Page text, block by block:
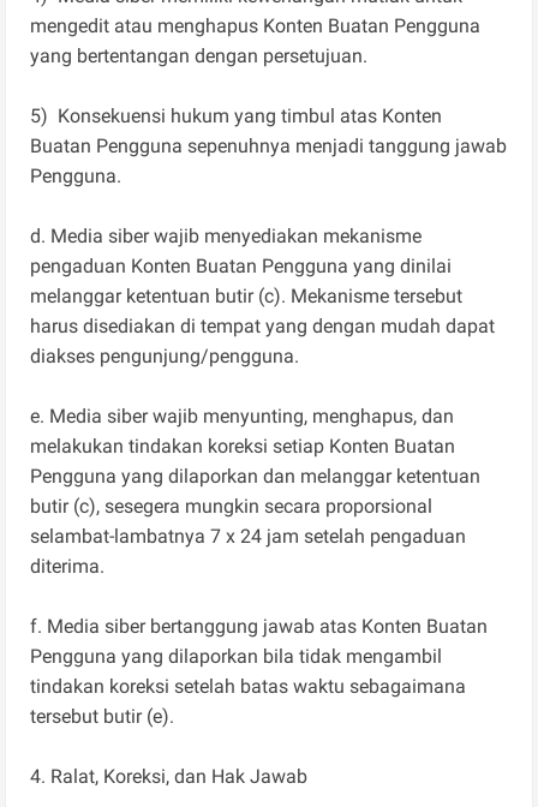
mengedit atau menghapus Konten Buatan Pengguna
yang bertentangan dengan persetujuan.
5) Konsekuensi hukum yang timbul atas Konten
Buatan Pengguna sepenuhnya menjadi tanggung jawab
Pengguna.
d. Media siber wajib menyediakan mekanisme
pengaduan Konten Buatan Pengguna yang dinilai
melanggar ketentuan butir (c). Mekanisme tersebut
harus disediakan di tempat yang dengan mudah dapat
diakses pengunjung/pengguna.
e. Media siber wajib menyunting, menghapus, dan
melakukan tindakan koreksi setiap Konten Buatan
Pengguna yang dilaporkan dan melanggar ketentuan
butir (c), sesegera mungkin secara proporsional
selambat-lambatnya 7 x 24 jam setelah pengaduan
diterima.
f. Media siber bertanggung jawab atas Konten Buatan
Pengguna yang dilaporkan bila tidak mengambil
tindakan koreksi setelah batas waktu sebagaimana
tersebut butir (e).
4. Ralat, Koreksi, dan Hak Jawab